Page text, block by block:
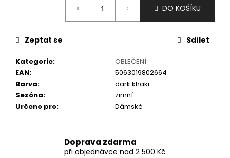
DO KOŠÍKU
Kategorie:
OBLEČENÍ
EAN:
5063019802664
Barva:
dark khaki
Sezóna:
zimní
Určeno pro: Dámské
Zeptat se Sdílet
Doprava zdarma
při objednávce nad 2 500 Kč